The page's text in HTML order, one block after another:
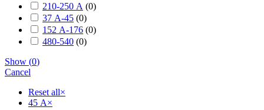
210-250 А (0)
37 А-45 (0)
152 А-176 (0)
480-540 (0)
Show (0)
Cancel
Reset all×
45 А×